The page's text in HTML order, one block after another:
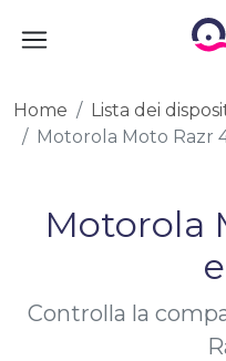
Home
Lista dei
Motorola Moto Razr
Motorola
Controlla la